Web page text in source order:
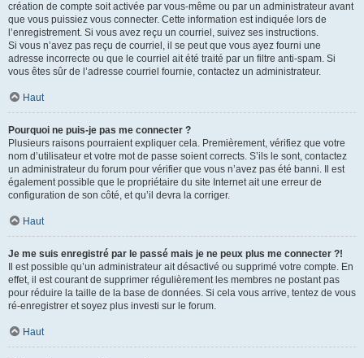
création de compte soit activée par vous-même ou par un administrateur avant
que vous puissiez vous connecter. Cette information est indiquée lors de
l’enregistrement. Si vous avez reçu un courriel, suivez ses instructions.
Si vous n’avez pas reçu de courriel, il se peut que vous ayez fourni une
adresse incorrecte ou que le courriel ait été traité par un filtre anti-spam. Si
vous êtes sûr de l’adresse courriel fournie, contactez un administrateur.
Haut
Pourquoi ne puis-je pas me connecter ?
Plusieurs raisons pourraient expliquer cela. Premièrement, vérifiez que votre
nom d’utilisateur et votre mot de passe soient corrects. S’ils le sont, contactez
un administrateur du forum pour vérifier que vous n’avez pas été banni. Il est
également possible que le propriétaire du site Internet ait une erreur de
configuration de son côté, et qu’il devra la corriger.
Haut
Je me suis enregistré par le passé mais je ne peux plus me connecter ?!
Il est possible qu’un administrateur ait désactivé ou supprimé votre compte. En
effet, il est courant de supprimer régulièrement les membres ne postant pas
pour réduire la taille de la base de données. Si cela vous arrive, tentez de vous
ré-enregistrer et soyez plus investi sur le forum.
Haut